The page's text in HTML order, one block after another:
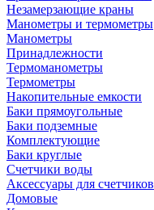
Незамерзающие краны
Манометры и термометры
Манометры
Принадлежности
Термоманометры
Термометры
Накопительные емкости
Баки прямоугольные
Баки подземные
Комплектующие
Баки круглые
Счетчики воды
Аксессуары для счетчиков
Домовые